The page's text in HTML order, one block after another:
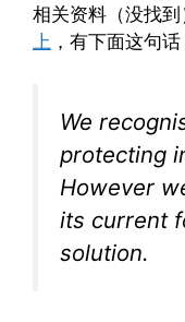
相关资料（没找
上 ，有下面这句话
We
protecting
However
its current
solution.